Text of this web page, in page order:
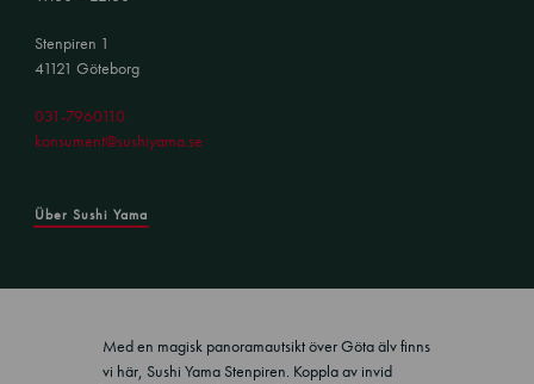
Stenpiren 1
41121 Göteborg
031-7960110
konsument@sushiyama.se
Über Sushi Yama
Med en magisk panoramautsikt över Göta älv finns
vi här, Sushi Yama Stenpiren. Koppla av invid